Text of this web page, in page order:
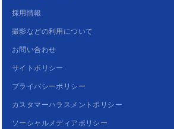
採用情報
撮影などの利用について
お問い合わせ
サイトポリシー
プライバシーポリシー
カスタマーハラスメントポリシー
ソーシャルメディアポリシー